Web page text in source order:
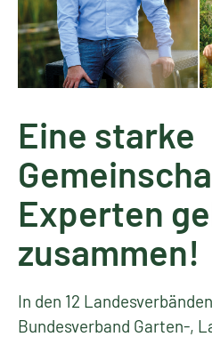
Eine starke
Experten
zusammen!
In den 12
Bundesverband Garten-,